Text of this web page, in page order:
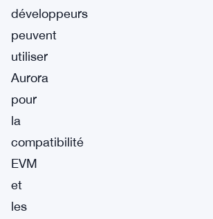
développeurs
peuvent
utiliser
Aurora
pour
la
compatibilité
EVM
et
les